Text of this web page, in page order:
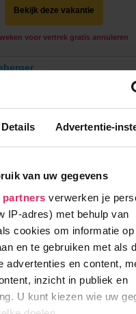
Details Advertentie-
van uw gegevens
partners verwerken je
IP-adres) met behulp van
cookies om informatie op
en te gebruiken met als
advertenties en content,
inzicht in publiek en
U kunt kiezen wie uw
Bekijk deze vakantie
voor vertrek gratis annuleren
€ 87
sterren superiorhotel met centrale
0m tot centrum
300m tot skilift
300m tot piste